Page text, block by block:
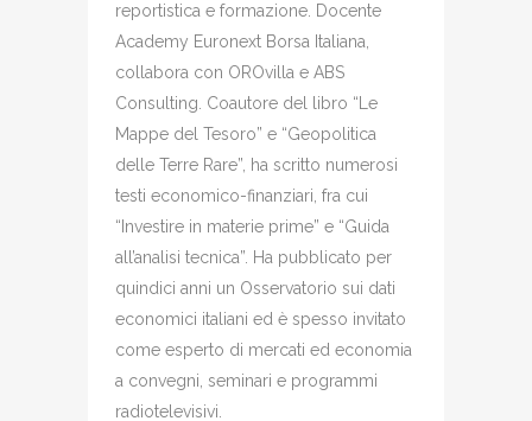
reportistica e formazione. Docente
Academy Euronext Borsa Italiana,
collabora con OROvilla e ABS
Consulting. Coautore del libro “Le
Mappe del Tesoro” e “Geopolitica
delle Terre Rare”, ha scritto numerosi
testi economico-finanziari, fra cui
“Investire in materie prime” e “Guida
all’analisi tecnica”. Ha pubblicato per
quindici anni un Osservatorio sui dati
economici italiani ed è spesso invitato
come esperto di mercati ed economia
a convegni, seminari e programmi
radiotelevisivi.